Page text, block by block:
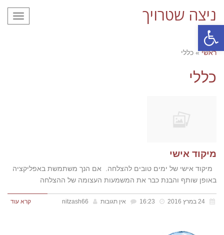
פתח סרגל נגישות
ניצה שטרויך
ראשי » כללי
כללי
מיקוד אישי
מיקוד אישי של ימים טובים להצלחה. אם הנך משתמשת באפליקציה
באופן שותף והבנת כבר את המשמעות העצומה של ההצלחה
אין תגובות nitzash66 קרא עוד